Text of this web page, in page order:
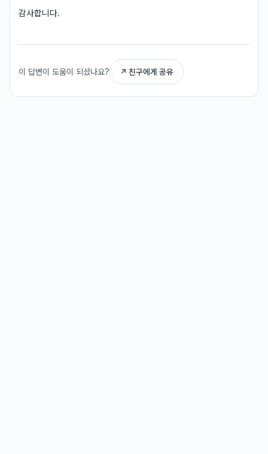
감사합니다.
이 답변이 도움이 되셨나요? ↗ 친구에게 공유